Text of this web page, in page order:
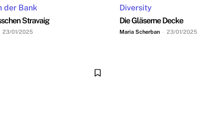
der Bank
Stravaig
23/01/2025
Diversity
Die Gläserne Decke
Maria Scherban - 23/01/2025